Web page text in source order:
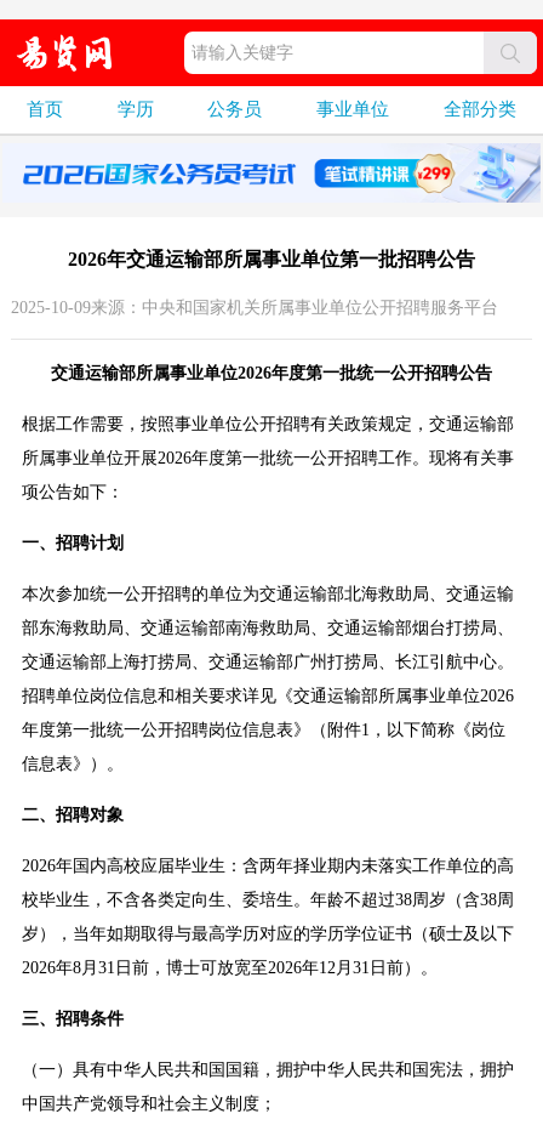
首页 学历 公务员 事业单位 全部分类
2026年交通运输部所属事业单位第一批招聘公告
2025-10-09来源：中央和国家机关所属事业单位公开招聘服务平台
交通运输部所属事业单位2026年度第一批统一公开招聘公告
根据工作需要，按照事业单位公开招聘有关政策规定，交通运输部
所属事业单位开展2026年度第一批统一公开招聘工作。现将有关事
项公告如下：
一、招聘计划
本次参加统一公开招聘的单位为交通运输部北海救助局、交通运输
部东海救助局、交通运输部南海救助局、交通运输部烟台打捞局、
交通运输部上海打捞局、交通运输部广州打捞局、长江引航中心。
招聘单位岗位信息和相关要求详见《交通运输部所属事业单位2026
年度第一批统一公开招聘岗位信息表》（附件1，以下简称《岗位
信息表》）。
二、招聘对象
2026年国内高校应届毕业生：含两年择业期内未落实工作单位的高
校毕业生，不含各类定向生、委培生。年龄不超过38周岁（含38周
岁），当年如期取得与最高学历对应的学历学位证书（硕士及以下
2026年8月31日前，博士可放宽至2026年12月31日前）。
三、招聘条件
（一）具有中华人民共和国国籍，拥护中华人民共和国宪法，拥护
中国共产党领导和社会主义制度；